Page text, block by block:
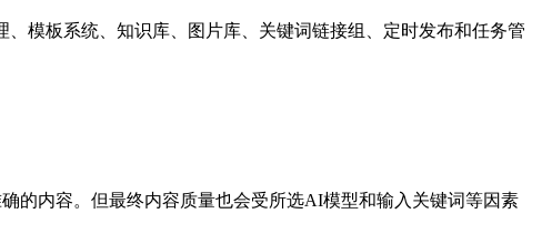
模板系统、知识库、图片库、关键词链接组、定时发布和任务管
的内容。但最终内容质量也会受所选AI模型和输入关键词等因素